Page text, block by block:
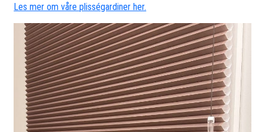
Les mer om våre plisségardiner her.